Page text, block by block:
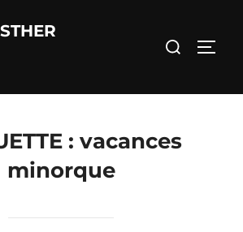
Rechercher :
: vacances
minorque